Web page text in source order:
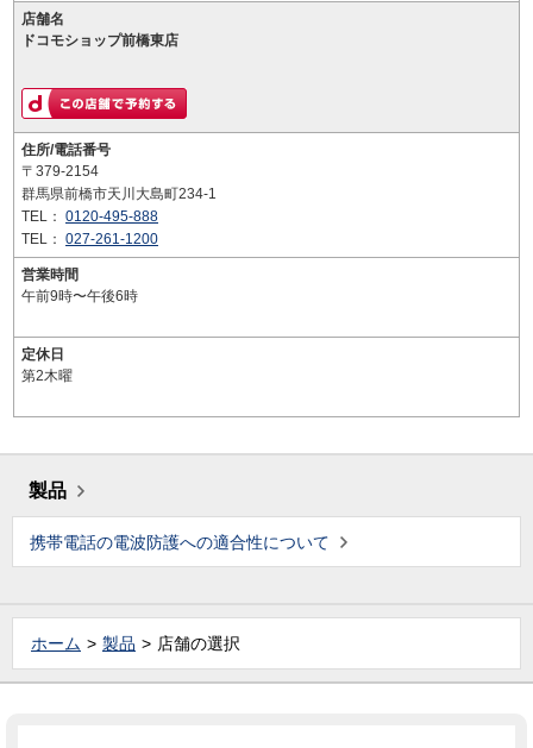
店舗名
ドコモショップ前橋東店
住所/電話番号
〒379-2154
群馬県前橋市天川大島町234-1
TEL： 0120-495-888
TEL： 027-261-1200
営業時間
午前9時〜午後6時
定休日
第2木曜
製品
携帯電話の電波防護への適合性について
ホーム 製品 店舗の選択